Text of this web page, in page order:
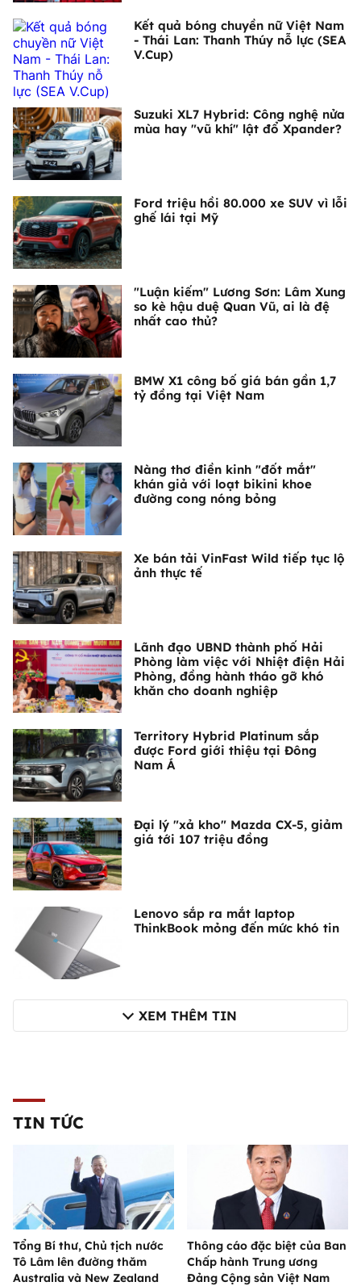
Kết quả bóng chuyền nữ Việt Nam
- Thái Lan: Thanh Thúy nỗ lực (SEA
V.Cup)
Suzuki XL7 Hybrid: Công nghệ nửa
mùa hay "vũ khí" lật đổ Xpander?
Ford triệu hồi 80.000 xe SUV vì lỗi
ghế lái tại Mỹ
"Luận kiếm" Lương Sơn: Lâm Xung
so kè hậu duệ Quan Vũ, ai là đệ
nhất cao thủ?
BMW X1 công bố giá bán gần 1,7
tỷ đồng tại Việt Nam
Nàng thơ điền kinh "đốt mắt"
khán giả với loạt bikini khoe
đường cong nóng bỏng
Xe bán tải VinFast Wild tiếp tục lộ
ảnh thực tế
Lãnh đạo UBND thành phố Hải
Phòng làm việc với Nhiệt điện Hải
Phòng, đồng hành tháo gỡ khó
khăn cho doanh nghiệp
Territory Hybrid Platinum sắp
được Ford giới thiệu tại Đông
Nam Á
Đại lý "xả kho" Mazda CX-5, giảm
giá tới 107 triệu đồng
Lenovo sắp ra mắt laptop
ThinkBook mỏng đến mức khó tin
XEM THÊM TIN
TIN TỨC
Tổng Bí thư, Chủ tịch nước
Tô Lâm lên đường thăm
Australia và New Zealand
Thông cáo đặc biệt của Ban
Chấp hành Trung ương
Đảng Cộng sản Việt Nam